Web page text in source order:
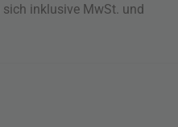
inklusive MwSt. und